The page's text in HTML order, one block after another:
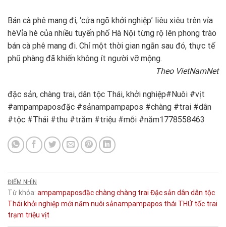
Bán cà phê mang đi, ‘cửa ngõ khởi nghiệp’ liêu xiêu trên vỉa
hèVỉa hè của nhiều tuyến phố Hà Nội từng rộ lên phong trào
bán cà phê mang đi. Chỉ một thời gian ngắn sau đó, thực tế
phũ phàng đã khiến không ít người vỡ mộng.
Theo VietNamNet
đặc sản, chàng trai, dân tộc Thái, khởi nghiệp#Nuôi #vịt
#ampampaposđặc #sảnampampapos #chàng #trai #dân
#tộc #Thái #thu #trăm #triệu #mỗi #năm1778558463
ĐIỂM NHÌN
Từ khóa: ampampaposđặcchàng chàng trai Đặc sản dân dân tộc
Thái khởi nghiệp mới năm nuôi sảnampampapos thái THỨ tốc trai
trạm triệu vịt